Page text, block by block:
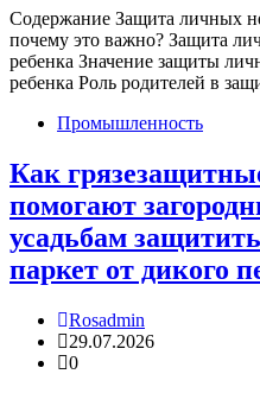
Содержание Защита личных
почему это важно? Защита
ребенка Значение защиты
ребенка Роль родителей в
Промышленность
Как
помогают
усадьбам
паркет от дикого
Rosadmin
29.07.2026
0